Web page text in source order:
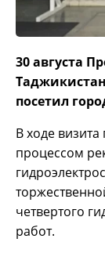
30 августа
посетил
В ходе визита
процессом
четвертого
работ.